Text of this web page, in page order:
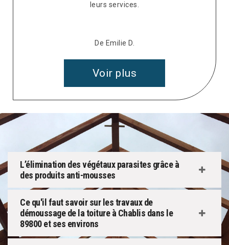
leurs services.
De Emilie D.
Voir plus
L’élimination des végétaux parasites grâce à
des produits anti-mousses
Ce qu'il faut savoir sur les travaux de
démoussage de la toiture à Chablis dans le
89800 et ses environs